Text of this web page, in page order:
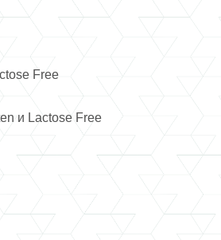
Free
и Lactose Free